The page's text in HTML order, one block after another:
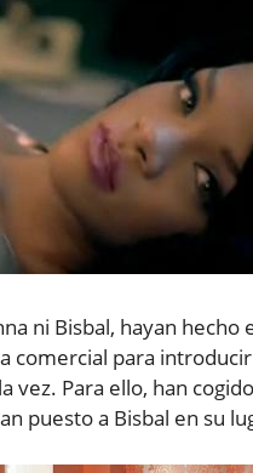
ni Bisbal, hayan
comercial para
vez. Para ello, han
puesto a Bisbal en su